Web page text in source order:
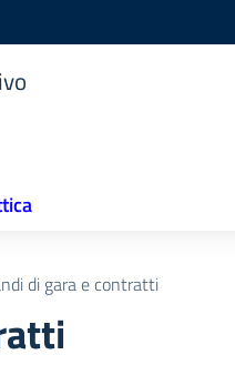
di gara e contratti